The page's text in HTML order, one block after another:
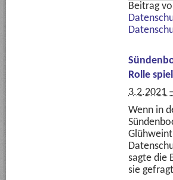
Beitrag
Rolle
3.2.2021
Wenn in
sagte die
sie